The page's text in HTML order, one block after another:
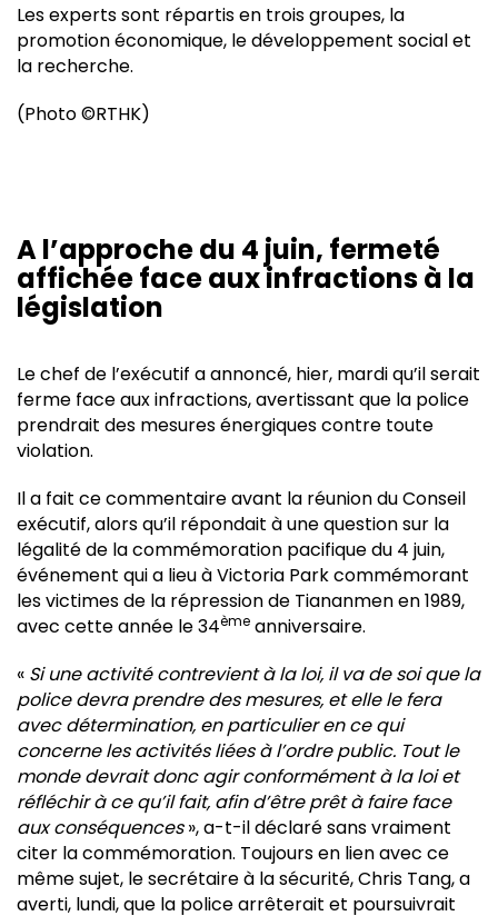
Les experts sont répartis en trois groupes, la
promotion économique, le développement social et
la recherche.
(Photo ©RTHK)
A l’approche du 4 juin, fermeté
affichée face aux infractions à la
législation
Le chef de l’exécutif a annoncé, hier, mardi qu’il serait
ferme face aux infractions, avertissant que la police
prendrait des mesures énergiques contre toute
violation.
Il a fait ce commentaire avant la réunion du Conseil
exécutif, alors qu’il répondait à une question sur la
légalité de la commémoration pacifique du 4 juin,
événement qui a lieu à Victoria Park commémorant
les victimes de la répression de Tiananmen en 1989,
avec cette année le 34ème anniversaire.
« Si une activité contrevient à la loi, il va de soi que la
police devra prendre des mesures, et elle le fera
avec détermination, en particulier en ce qui
concerne les activités liées à l’ordre public. Tout le
monde devrait donc agir conformément à la loi et
réfléchir à ce qu’il fait, afin d’être prêt à faire face
aux conséquences», a-t-il déclaré sans vraiment
citer la commémoration. Toujours en lien avec ce
même sujet, le secrétaire à la sécurité, Chris Tang, a
averti, lundi, que la police arrêterait et poursuivrait